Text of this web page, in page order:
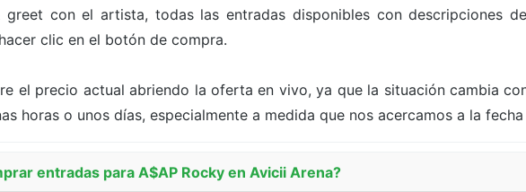
greet con el artista, todas las entradas disponibles con descripciones
clic en el botón de compra.
el precio actual abriendo la oferta en vivo, ya que la situación cambia
horas o unos días, especialmente a medida que nos acercamos a la
entradas para A$AP Rocky en Avicii Arena?